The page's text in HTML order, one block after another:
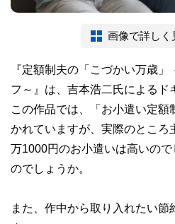
画像で詳しく
『定額制夫の「こづかい万歳
フ～』は、吉本浩二氏によるド
この作品では、「お小遣い定
かれていますが、実際のところ
万1000円のお小遣いは高いの
のでしょうか。
また、作中から取り入れたい節